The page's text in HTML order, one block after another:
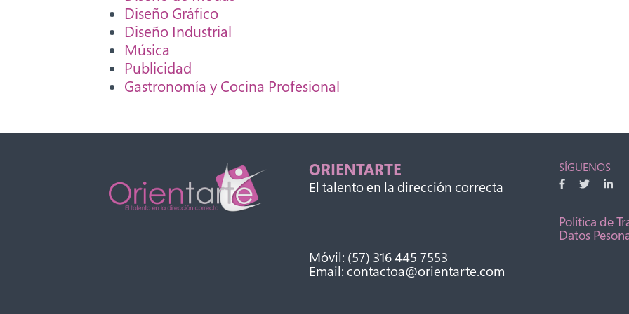
Diseño Gráfico
Diseño Industrial
Música
Publicidad
Gastronomía y Cocina Profesional
ORIENTARTE
El talento en la dirección correcta
Móvil: (57) 316 445 7553
Email: contactoa@orientarte.com
SÍGUENOS
Política de
Datos